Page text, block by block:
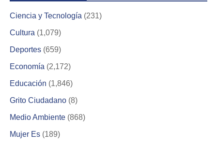
Ciencia y Tecnología (231)
Cultura (1,079)
Deportes (659)
Economía (2,172)
Educación (1,846)
Grito Ciudadano (8)
Medio Ambiente (868)
Mujer Es (189)